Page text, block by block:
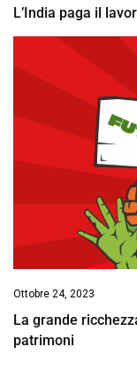
L’India paga il
Ottobre 24, 2023
La grande
patrimoni